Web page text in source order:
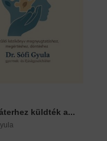
küldték a...